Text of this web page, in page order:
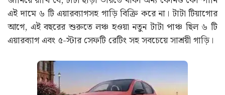
এই দামে ৬ টি এয়ারব্যাগসহ গাড়ি বিক্রি করে না। টাটা টিয়াগোর
আগে, এই বছরের শুরুতে লঞ্চ হওয়া নতুন টাটা পাঞ্চ ছিল ৬ টি
এয়ারব্যাগ এবং ৫-স্টার সেফটি রেটিং সহ সবচেয়ে সাশ্রয়ী গাড়ি।